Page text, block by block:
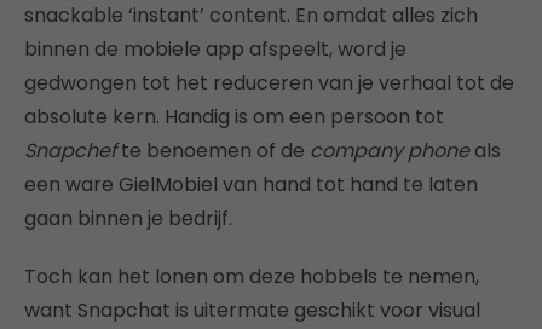
snackable ‘instant’ content. En omdat alles zich
binnen de mobiele app afspeelt, word je
gedwongen tot het reduceren van je verhaal tot de
absolute kern. Handig is om een persoon tot
Snapchefte benoemen of de company phoneals
een ware GielMobiel van hand tot hand te laten
gaan binnen je bedrijf.
Toch kan het lonen om deze hobbels te nemen,
want Snapchat is uitermate geschikt voor visual